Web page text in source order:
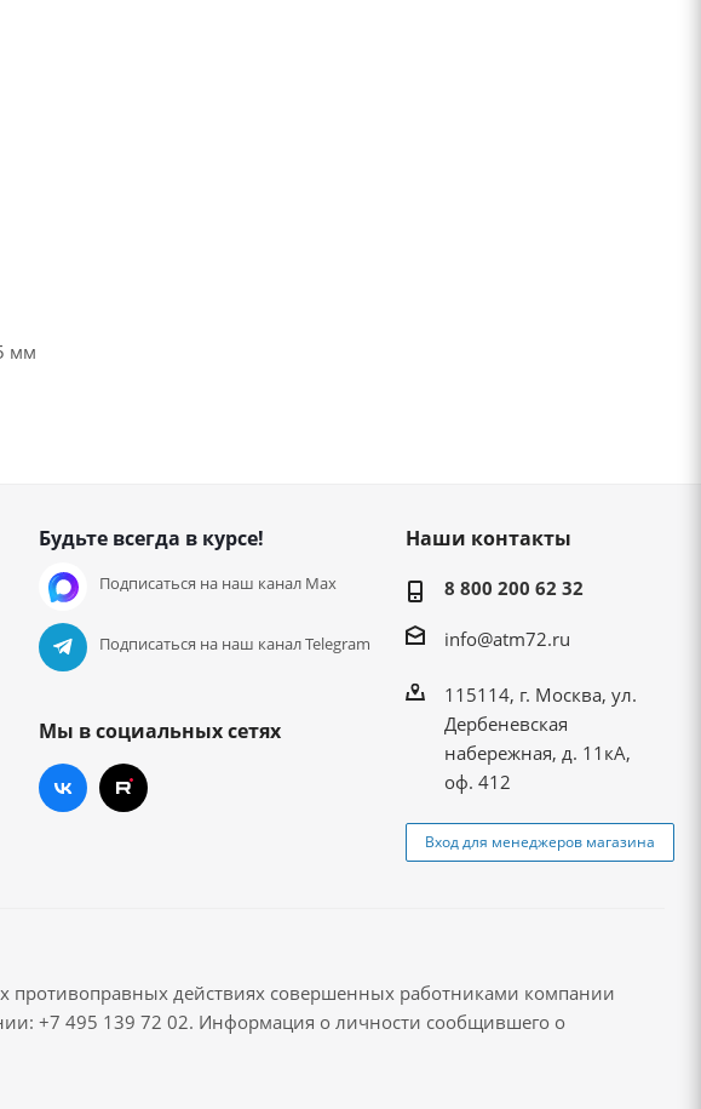
мм
Будьте всегда в курсе!
Подписаться на наш канал Max
Подписаться на наш канал Telegram
Мы в социальных сетях
Наши контакты
8 800 200 62 32
info@atm72.ru
115114, г. Москва, ул.
Дербеневская
набережная, д. 11кА,
оф. 412
Вход для менеджеров магазина
действиях совершенных работниками компании
+7 495 139 72 02. Информация о личности сообщившего о